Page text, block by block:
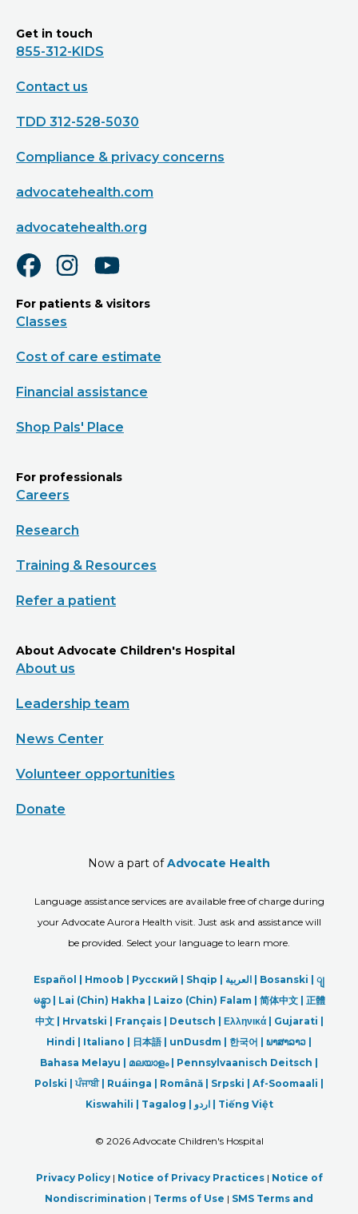
Get in touch
855-312-KIDS
Contact us
TDD 312-528-5030
Compliance & privacy concerns
advocatehealth.com
advocatehealth.org
For patients & visitors
Classes
Cost of care estimate
Financial assistance
Shop Pals' Place
For professionals
Careers
Research
Training & Resources
Refer a patient
About Advocate Children's Hospital
About us
Leadership team
News Center
Volunteer opportunities
Donate
Now a part ofAdvocate Health
Language assistance services are available free of charge during
your Advocate Aurora Health visit. Just ask and assistance will
be provided. Select your language to learn more.
Español | Hmoob Русский Shqip العربیة Bosanski
ျ
မန္မာ| Lai (Chin) Hakha | Laizo (Chin) Falam | 简体中文 | 正體
中文 | Hrvatski | Français | Deutsch Ελληνικά | Gujarati |
Hindi
Italiano 日本語| unDusdm 한국어 ພາສາລາວ
Bahasa Melayu | മലയാളം| Pennsylvaanisch Deitsch |
Polski |ਪੰਜਾਬੀ| Ruáinga | Română | Srpski
Af-Soomaali |
Kiswahili | Tagalog اردو| Tiếng Việt
© 2026 Advocate Children's Hospital
Privacy Policy| Notice of Privacy Practices| Notice of
Nondiscrimination | Terms of Use | SMS Terms and